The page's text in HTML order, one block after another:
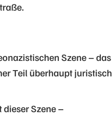
Szene – das
Teil überhaupt juristisch
Szene –